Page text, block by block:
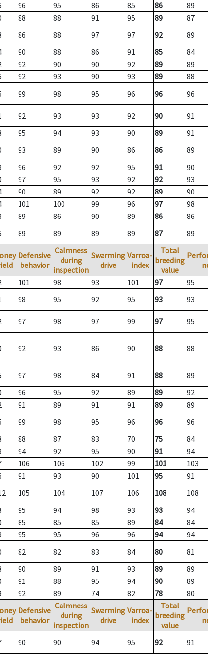
96 95 86 85 86
89
88 88 91 95 89
87
86 88 97 97 92
89
90 88 86 91 85
84
92 90 90 92 89
89
92 93 90 93 89
88
99 98 95 96 96 96
92 93 93 92 90
91
95 94 93 90 89
91
93 89 90 86 86
89
96 92 92 95 91
90
97 95 93 92 92
93
90 89 92 92 89
90
101 100 99 96 97
98
89 86 90 89 86
86
89 89 89 89 87 89
Defensive
behavior
Calmness
during
inspection
Swarming
drive
Varroa-
index
Total
breeding
value
101 98 93 101 97
95
98 95 92 95 93 93
97 98 97 99 97 95
92 93 86 90 88 88
97 98 84 91 88
89
96 95 92 89 89
92
91 89 91 91 89
89
99 98 95 96 96
96
88 87 83 70 75
84
94 92 95 90 91
94
106 106 102 99 101
103
91 93 90 101 95
91
105 104 107 106 108
108
95 94 98 93 93
94
85 85 85 89 84
84
95 95 96 96 94
94
82 82 83 84 80
81
90 89 91 93 89
89
91 88 95 94 90
89
92 89 74 82 78 80
Defensive
behavior
Calmness
during
inspection
Swarming
drive
Varroa-
index
Total
breeding
value
90 90 94 95 92 91